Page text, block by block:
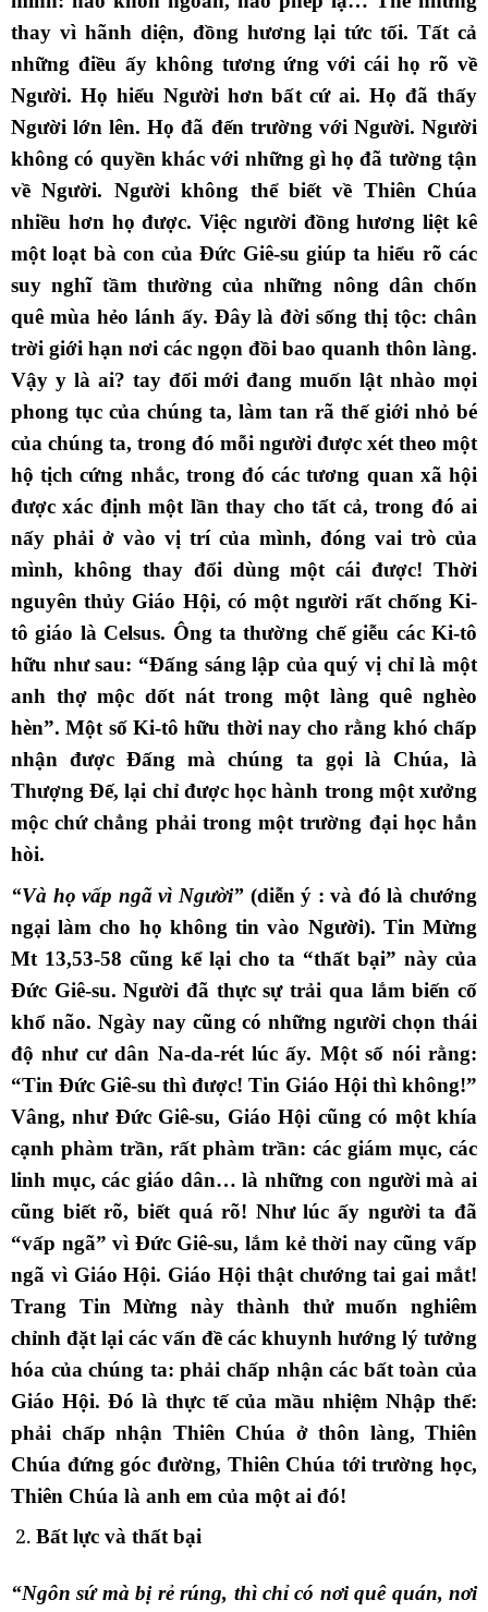
thay vì hãnh diện, đồng hương lại tức tối. Tất cả
những điều ấy không tương ứng với cái họ rõ về
Người. Họ hiểu Người hơn bất cứ ai. Họ đã thấy
Người lớn lên. Họ đã đến trường với Người. Người
không có quyền khác với những gì họ đã tường tận
về Người. Người không thể biết về Thiên Chúa
nhiều hơn họ được. Việc người đồng hương liệt kê
một loạt bà con của Đức Giê-su giúp ta hiểu rõ các
suy nghĩ tầm thường của những nông dân chốn
quê mùa hẻo lánh ấy. Đây là đời sống thị tộc: chân
trời giới hạn nơi các ngọn đồi bao quanh thôn làng.
Vậy y là ai? tay đổi mới đang muốn lật nhào mọi
phong tục của chúng ta, làm tan rã thế giới nhỏ bé
của chúng ta, trong đó mỗi người được xét theo một
hộ tịch cứng nhắc, trong đó các tương quan xã hội
được xác định một lần thay cho tất cả, trong đó ai
nấy phải ở vào vị trí của mình, đóng vai trò của
mình, không thay đổi dùng một cái được! Thời
nguyên thủy Giáo Hội, có một người rất chống Ki-
tô giáo là Celsus. Ông ta thường chế giễu các Ki-tô
hữu như sau: “Đấng sáng lập của quý vị chỉ là một
anh thợ mộc dốt nát trong một làng quê nghèo
hèn”. Một số Ki-tô hữu thời nay cho rằng khó chấp
nhận được Đấng mà chúng ta gọi là Chúa, là
Thượng Đế, lại chỉ được học hành trong một xưởng
mộc chứ chẳng phải trong một trường đại học hẳn
hòi.
“Và họ vấp ngã vì Người” (diễn ý : và đó là chướng
ngại làm cho họ không tin vào Người). Tin Mừng
Mt 13,53-58 cũng kể lại cho ta “thất bại” này của
Đức Giê-su. Người đã thực sự trải qua lắm biến cố
khổ não. Ngày nay cũng có những người chọn thái
độ như cư dân Na-da-rét lúc ấy. Một số nói rằng:
“Tin Đức Giê-su thì được! Tin Giáo Hội thì không!”
Vâng, như Đức Giê-su, Giáo Hội cũng có một khía
cạnh phàm trần, rất phàm trần: các giám mục, các
linh mục, các giáo dân… là những con người mà ai
cũng biết rõ, biết quá rõ! Như lúc ấy người ta đã
“vấp ngã” vì Đức Giê-su, lắm kẻ thời nay cũng vấp
ngã vì Giáo Hội. Giáo Hội thật chướng tai gai mắt!
Trang Tin Mừng này thành thử muốn nghiêm
chỉnh đặt lại các vấn đề các khuynh hướng lý tưởng
hóa của chúng ta: phải chấp nhận các bất toàn của
Giáo Hội. Đó là thực tế của mầu nhiệm Nhập thể:
phải chấp nhận Thiên Chúa ở thôn làng, Thiên
Chúa đứng góc đường, Thiên Chúa tới trường học,
Thiên Chúa là anh em của một ai đó!
Bất lực và thất bại
“Ngôn sứ mà bị rẻ rúng, thì chỉ có nơi quê quán, nơi